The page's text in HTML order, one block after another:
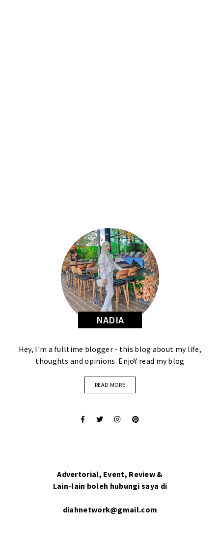
NADIA
Hey, I'm a fulltime blogger - this blog about my life,
thoughts and opinions. EnjoY read my blog
READ MORE
Advertorial, Event, Review &
Lain-lain boleh hubungi saya di
diahnetwork@gmail.com